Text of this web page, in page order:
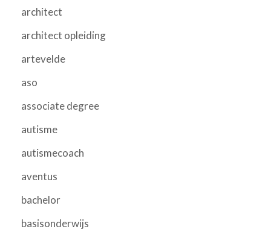
architect
architect opleiding
artevelde
aso
associate degree
autisme
autismecoach
aventus
bachelor
basisonderwijs